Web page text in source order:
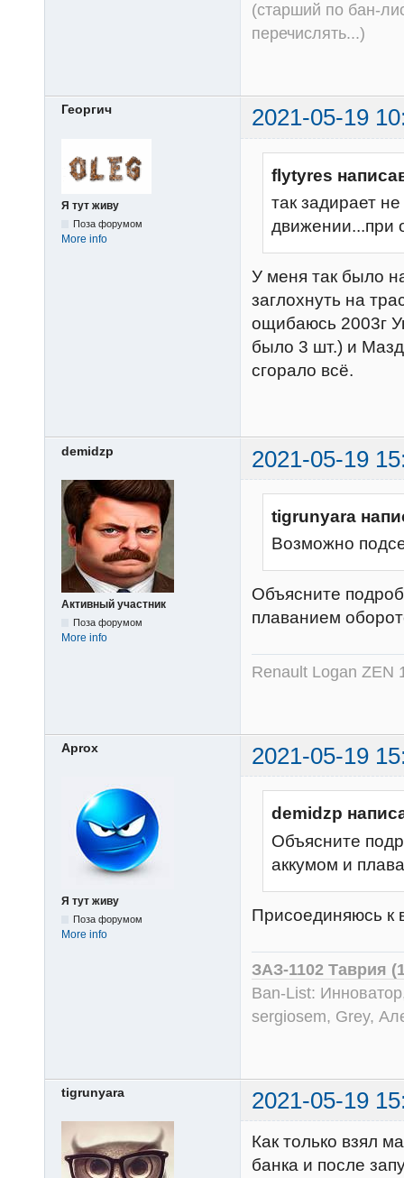
(старший по бан-
перечислять...)
Георгич 2021-05-19
Я тут живу
Поза форумом
More info
flytyres
так задирает
движении...при
У меня так было
заглохнуть на
ощибаюсь 2003г
было 3 шт.) и
сгорало всё.
demidzp 2021-05-19
Активный участник
Поза форумом
More info
tigrunyara
Возможно
Объясните
плаванием
Renault Logan ZEN
Aprox 2021-05-19
Я тут живу
Поза форумом
More info
demidzp
Объясните
аккумом и
Присоединяюсь к
ЗАЗ-1102 Таврия
Ban-List:
sergiosem, Grey,
tigrunyara 2021-05-19
Как только взял
банка и после